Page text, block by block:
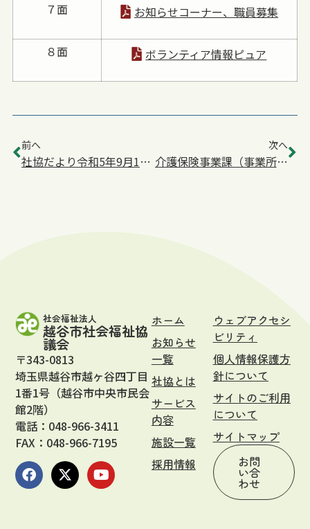
７面
お知らせコーナー、職員募集
８面 ボランティア情報ピュア
前へ
社協だより令和5年9月1日号を発行
次へ
介護保険事業課（事業所「こしがや社協」）事務所移転のお知らせ
社会福祉法人
越谷市社会福祉協
議会
〒343-0813
埼玉県越谷市越ヶ谷四丁目
1番1号（越谷市中央市民会
館2階）
電話：048-966-3411
FAX：048-966-7195
ホーム
お知らせ
一覧
社協とは
サービス
内容
施設一覧
採用情報
ウェブアクセシ
ビリティ
個人情報保護方
針について
サイトのご利用
について
サイトマップ
お問
い合
わせ